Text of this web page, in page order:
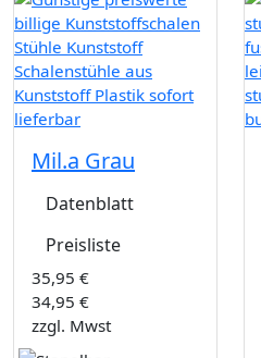
Mil.a Grau
Datenblatt
Preisliste
35,95 €
34,95 €
zzgl. Mwst